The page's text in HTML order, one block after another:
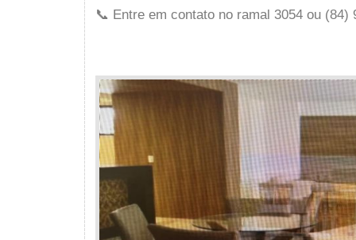
📞 Entre em contato no ramal 3054 ou (84)